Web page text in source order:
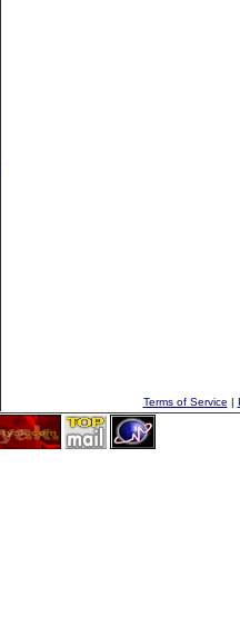
Terms of Service |